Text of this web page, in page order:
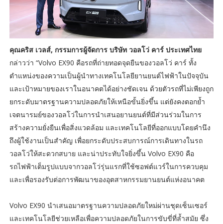
คุณคริส เวลส์, กรรมการผู้จัดการ บริษัท วอลโว่ คาร์ ประเทศไทย
กล่าวว่า “Volvo EX90 คือรถที่ถ่ายทอดจุดยืนของวอลโว่ คาร์ ทั้ง
ตำแหน่งของความเป็นผู้นำทางเทคโนโลยียานยนต์ไฟฟ้าในปัจจุบัน
และเป้าหมายของเราในอนาคตได้อย่างชัดเจน ด้วยตัวรถที่ไม่เพียงถูก
ยกระดับมาตรฐานความปลอดภัยให้เหนือขั้นยิ่งขึ้น แต่ยังคงตอกย้ำ
เจตนารมย์ของวอลโว่ในการนำเสนอยานยนต์ที่มีส่วนร่วมในการ
สร้างความยั่งยืนเพื่อสิ่งแวดล้อม และเทคโนโลยีที่ออกแบบโดยคำนึง
ถึงผู้ใช้งานเป็นสำคัญ เพื่อยกระดับประสบการณ์การเดินทางในรถ
วอลโว่ให้สะดวกสบาย และน่าประทับใจยิ่งขึ้น Volvo EX90 คือ
รถไฟฟ้าเต็มรูปแบบจากวอลโว่รุ่นแรกที่ใช้ซอฟต์แวร์ในการควบคุม
และเพื่อรองรับต่อการพัฒนาของอุตสาหกรรมยานยนต์แห่งอนาคต
Volvo EX90 นำเสนอมาตรฐานความปลอดภัยใหม่ผ่านชุดเซ็นเซอร์
และเทคโนโลยีช่วยเหลือเพื่อความปลอดภัยในการขับขี่ที่ล้ำสมัย ซึ่ง